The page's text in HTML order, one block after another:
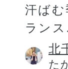
汗ば
ランス
北
た